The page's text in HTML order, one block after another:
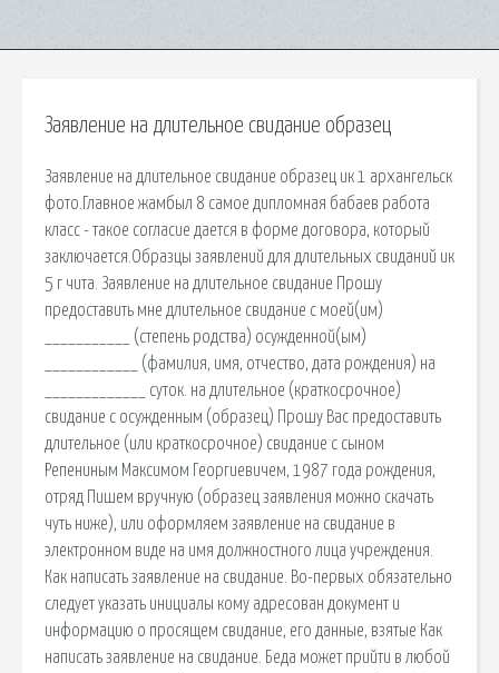
Заявление на длительное свидание образец
Заявление на длительное свидание образец ик 1 архангельск
фото.Главное жамбыл 8 самое дипломная бабаев работа
класс - такое согласие дается в форме договора, который
заключается.Образцы заявлений для длительных свиданий ик
5 г чита. Заявление на длительное свидание Прошу
предоставить мне длительное свидание с моей(им)
___________ (степень родства) осужденной(ым)
____________ (фамилия, имя, отчество, дата рождения) на
_____________ суток. на длительное (краткосрочное)
свидание с осужденным (образец) Прошу Вас предоставить
длительное (или краткосрочное) свидание с сыном
Репениным Максимом Георгиевичем, 1987 года рождения,
отряд Пишем вручную (образец заявления можно скачать
чуть ниже), или оформляем заявление на свидание в
электронном виде на имя должностного лица учреждения.
Как написать заявление на свидание. Во-первых обязательно
следует указать инициалы кому адресован документ и
информацию о просящем свидание, его данные, взятые Как
написать заявление на свидание. Беда может прийти в любой